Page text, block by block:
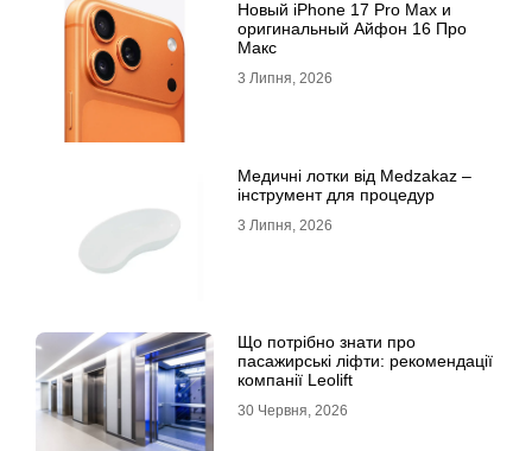
Новый iPhone 17 Pro Max и
оригинальный Айфон 16 Про
Макс
3 Липня, 2026
Медичні лотки від Medzakaz –
інструмент для процедур
3 Липня, 2026
Що потрібно знати про
пасажирські ліфти: рекомендації
компанії Leolift
30 Червня, 2026